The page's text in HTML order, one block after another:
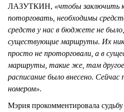
ЛАЗУТКИН, «чтобы заключить
поторговать, необходимы
средств у нас в бюджете не
существующие маршруты. Их
просто не проторговали, а в
маршруты, такие же, там другое
расписание было внесено. Сейчас
номером».
Мэрия прокомментировала судьбу